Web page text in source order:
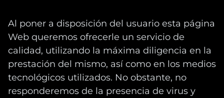
Al poner a disposición del usuario esta página
Web queremos ofrecerle un servicio de
calidad, utilizando la máxima diligencia en la
prestación del mismo, así como en los medios
tecnológicos utilizados. No obstante, no
responderemos de la presencia de virus y